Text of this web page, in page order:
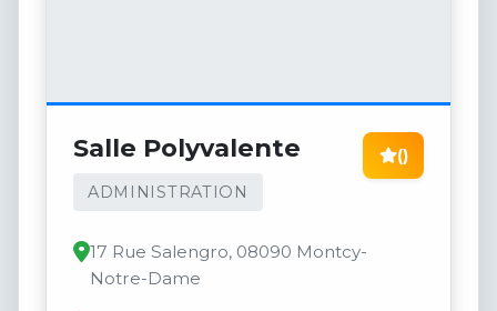
Salle Polyvalente
ADMINISTRATION
()
17 Rue Salengro, 08090 Montcy-
Notre-Dame